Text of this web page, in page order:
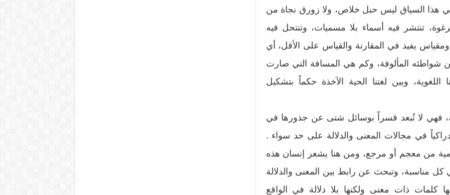
في هذا السياق ليس حبل خلاص، ولا زورق نجاة من
تنتشر فيه أسماء بلا مسميات، وتنتحل فيه
ومقياس يفيد في المقارنة والقياس على الأقل، أي
شواطئه المألوفة، وكم هي المسافة التي صارت
وبين لغتنا الحية الآخذة حكماً بتشكيل
فهي لا تُبعد قسراً بوسائل شتى عن جذورها في
في مجالات المعنى والدلالة على حد سواء .
من معجم أو مرجع، ومن هنا يشعر إنسان هذه
في كل مناسبة، وتبحث عن رابط بين المعنى والدلالة
كلمات ذات معنى ولكنها بلا دلالة في الواقع